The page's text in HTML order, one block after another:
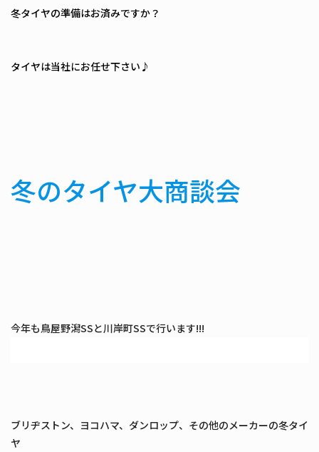
冬タイヤの準備はお済みですか？
タイヤは当社にお任せ下さい♪
冬のタイヤ大商談会
今年も鳥屋野潟SSと川岸町SSで行います!!!
ブリヂストン、ヨコハマ、ダンロップ、その他のメーカーの冬タイ
ヤ